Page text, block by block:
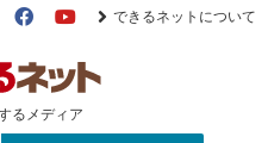
るメディア
X（旧
FacebookYouTube
できるネットについて